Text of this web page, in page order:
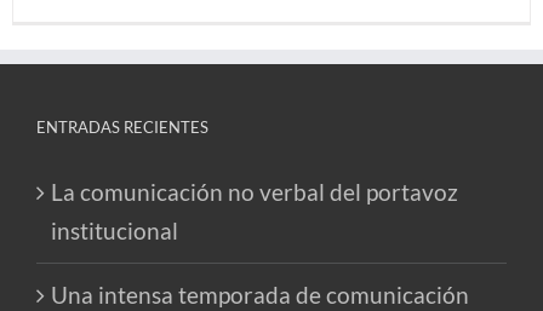
ENTRADAS RECIENTES
La comunicación no verbal del portavoz
institucional
Una intensa temporada de comunicación